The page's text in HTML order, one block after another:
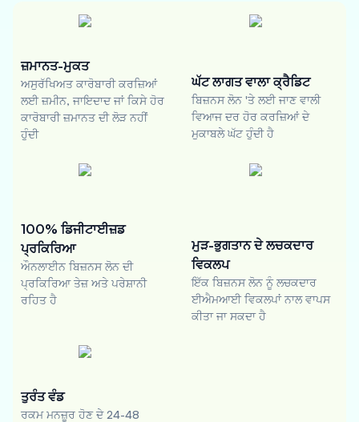
ਜ਼ਮਾਨਤ-ਮੁਕਤ
ਅਸੁਰੱਖਿਅਤ ਕਾਰੋਬਾਰੀ ਕਰਜ਼ਿਆਂ
ਲਈ ਜ਼ਮੀਨ, ਜਾਇਦਾਦ ਜਾਂ ਕਿਸੇ ਹੋਰ
ਕਾਰੋਬਾਰੀ ਜ਼ਮਾਨਤ ਦੀ ਲੋੜ ਨਹੀਂ
ਹੁੰਦੀ
ਘੱਟ ਲਾਗਤ ਵਾਲਾ ਕ੍ਰੈਡਿਟ
ਬਿਜ਼ਨਸ ਲੋਨ 'ਤੇ ਲਈ ਜਾਣ ਵਾਲੀ
ਵਿਆਜ ਦਰ ਹੋਰ ਕਰਜ਼ਿਆਂ ਦੇ
ਮੁਕਾਬਲੇ ਘੱਟ ਹੁੰਦੀ ਹੈ
100% ਡਿਜੀਟਾਈਜ਼ਡ
ਪ੍ਰਕਿਰਿਆ
ਔਨਲਾਈਨ ਬਿਜ਼ਨਸ ਲੋਨ ਦੀ
ਪ੍ਰਕਿਰਿਆ ਤੇਜ਼ ਅਤੇ ਪਰੇਸ਼ਾਨੀ
ਰਹਿਤ ਹੈ
ਮੁੜ-ਭੁਗਤਾਨ ਦੇ ਲਚਕਦਾਰ
ਵਿਕਲਪ
ਇੱਕ ਬਿਜ਼ਨਸ ਲੋਨ ਨੂੰ ਲਚਕਦਾਰ
ਈਐਮਆਈ ਵਿਕਲਪਾਂ ਨਾਲ ਵਾਪਸ
ਕੀਤਾ ਜਾ ਸਕਦਾ ਹੈ
ਤੁਰੰਤ ਵੰਡ
ਰਕਮ ਮਨਜ਼ੂਰ ਹੋਣ ਦੇ 24-48